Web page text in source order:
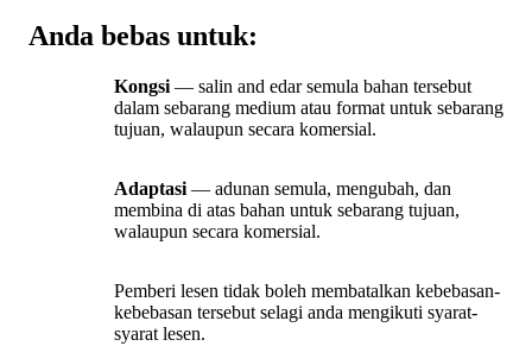
Anda bebas untuk:
Kongsi — salin and edar semula bahan tersebut
dalam sebarang medium atau format untuk sebarang
tujuan, walaupun secara komersial.
Adaptasi — adunan semula, mengubah, dan
membina di atas bahan untuk sebarang tujuan,
walaupun secara komersial.
Pemberi lesen tidak boleh membatalkan kebebasan-
kebebasan tersebut selagi anda mengikuti syarat-
syarat lesen.